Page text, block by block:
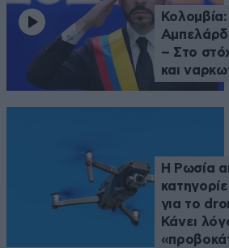
– Στο
και
Η Ρωσία
για το
Κάνει